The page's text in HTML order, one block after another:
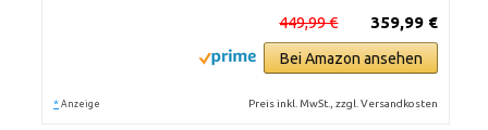
359,99 €
449,99 €
Bei Amazon ansehen
* Anzeige Preis inkl. MwSt., zzgl. Versandkosten